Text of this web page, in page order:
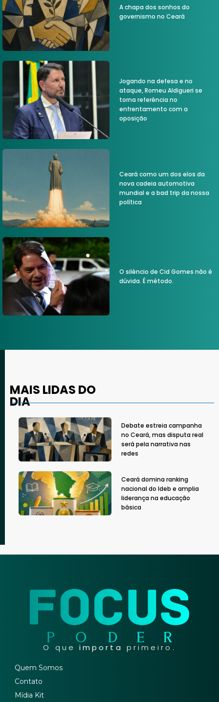
A chapa dos sonhos do
governismo no Ceará
Jogando na defesa e no
ataque, Romeu Aldigueri se
torna referência no
enfrentamento com a
oposição
Ceará como um dos elos da
nova cadeia automotiva
mundial e a bad trip da nossa
política
O silêncio de Cid Gomes não é
dúvida. É método.
MAIS LIDAS DO
DIA
Debate estreia campanha
no Ceará, mas disputa real
será pela narrativa nas
redes
Ceará domina ranking
nacional do Ideb e amplia
liderança na educação
básica
O que importa primeiro.
Quem Somos
Contato
Mídia Kit